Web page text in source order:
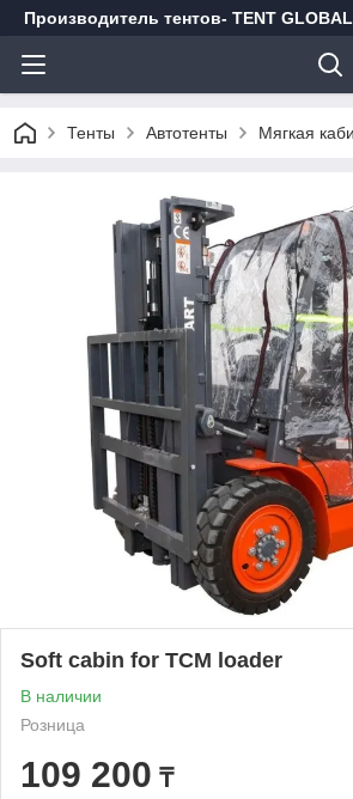
Производитель тентов- TENT
Тенты Автотенты Мягкая
Soft cabin for TCM loader
В наличии
Розница
109 200 ₸